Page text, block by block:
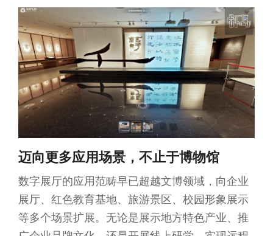
迈向更多应用场景，不止于博物馆
数字展厅的应用范畴早已超越文博领域，向企业
展厅、红色教育基地、旅游景区、校园形象展示
等多个场景扩展。无论是展示地方特色产业、推